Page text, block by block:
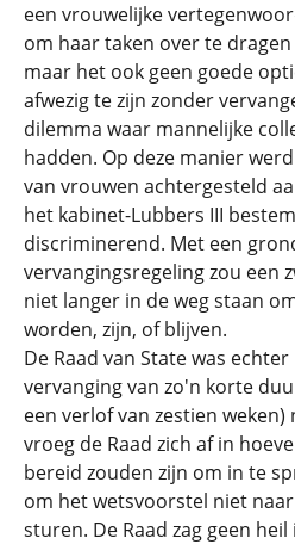
een vrouwelijke
om haar taken over te
maar het ook geen goede
afwezig te zijn zonder
dilemma waar mannelijke
hadden. Op deze manier
van vrouwen achtergesteld
het kabinet-Lubbers III
discriminerend. Met een
vervangingsregeling zou een
niet langer in de weg staan
worden, zijn, of blijven.
De Raad van State was
vervanging van zo'n korte
een verlof van zestien
vroeg de Raad zich af in
bereid zouden zijn om in te
om het wetsvoorstel niet
sturen. De Raad zag geen